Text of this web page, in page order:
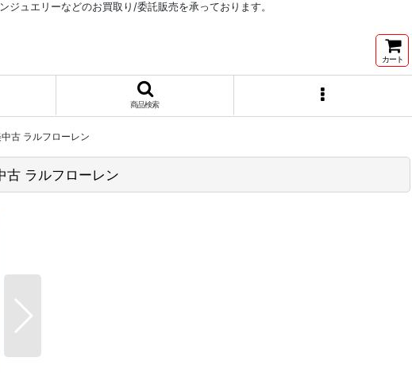
ュエリーなどのお買取り/委託販売を承っております。
カート
商品検索
古 ラルフローレン
古 ラルフローレン